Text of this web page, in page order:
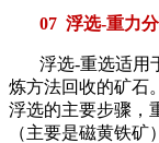
07 浮选-重力
浮选-重选适用
炼方法回收的矿石
浮选的主要步骤，
（主要是磁黄铁矿